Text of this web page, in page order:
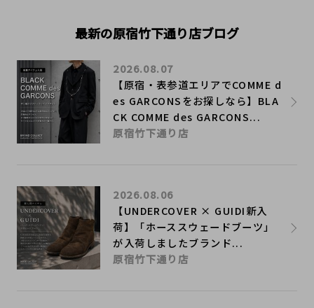
最新の原宿竹下通り店ブログ
【原宿・表参道エリアでCOMME d
es GARCONSをお探しなら】BLA
CK COMME des GARCONS...
2026.08.07
原宿竹下通り店
【UNDERCOVER × GUIDI新入
荷】「ホーススウェードブーツ」
が入荷しましたブランド...
2026.08.06
原宿竹下通り店